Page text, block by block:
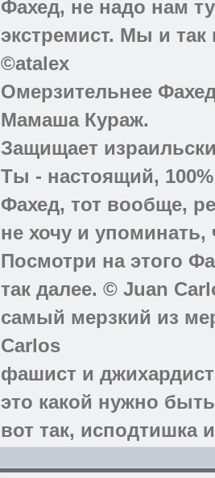
Фахед, не надо нам
экстремист. Мы и
©atalex
Омерзительнее
Мамаша Кураж.
Защищает
Ты - настоящий,
Фахед, тот вообще,
не хочу и
Посмотри на этого
так далее. © Juan
самый мерзкий из
Carlos
фашист и
это какой нужно
вот так, исподтишка